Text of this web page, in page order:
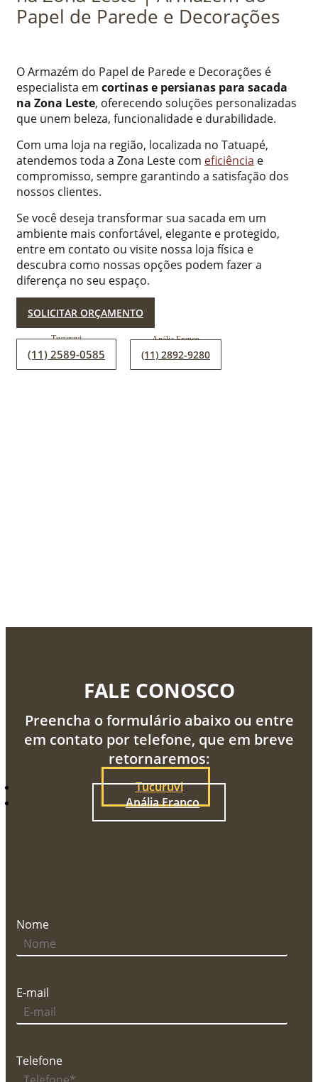
Papel de Parede e Decorações
O Armazém do Papel de Parede e Decorações é
especialista em cortinas e persianas para sacada
na Zona Leste, oferecendo soluções personalizadas
que unem beleza, funcionalidade e durabilidade.
Com uma loja na região, localizada no Tatuapé,
atendemos toda a Zona Leste com eficiência e
compromisso, sempre garantindo a satisfação dos
nossos clientes.
Se você deseja transformar sua sacada em um
ambiente mais confortável, elegante e protegido,
entre em contato ou visite nossa loja física e
descubra como nossas opções podem fazer a
diferença no seu espaço.
SOLICITAR ORÇAMENTO
(11) 2589-0585 (11) 2892-9280
FALE CONOSCO
Preencha o formulário abaixo ou entre
em contato por telefone, que em breve
retornaremos:
Tucuruvi
Anália Franco
Nome
E-mail
Telefone